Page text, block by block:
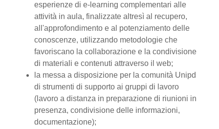
esperienze di e-learning complementari alle
attività in aula, finalizzate altresì al recupero,
all'approfondimento e al potenziamento delle
conoscenze, utilizzando metodologie che
favoriscano la collaborazione e la condivisione
di materiali e contenuti attraverso il web;
la messa a disposizione per la comunità Unipd
di strumenti di supporto ai gruppi di lavoro
(lavoro a distanza in preparazione di riunioni in
presenza, condivisione delle informazioni,
documentazione);